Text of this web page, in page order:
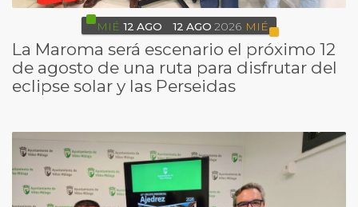
MIÉ 12 AGO 12 AGO 2026 MIÉ
La Maroma será escenario el próximo 12
de agosto de una ruta para disfrutar del
eclipse solar y las Perseidas